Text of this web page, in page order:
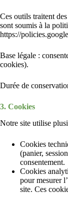
Ces outils traitent
sont soumis à la
https://
Base légale :
cookies).
Durée de
3. Cookies
Notre site utilise
Cookies
(panier,
consentement.
Cookies
pour mesurer
site. Ces